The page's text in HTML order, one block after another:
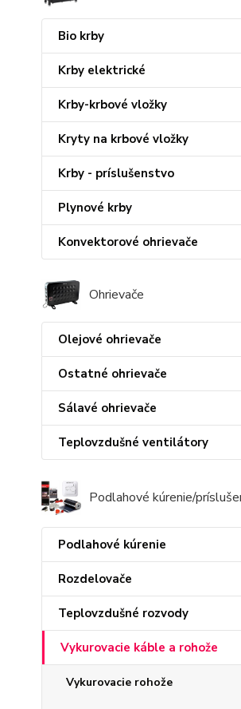
Bio krby
Krby elektrické
Krby-krbové vložky
Kryty na krbové vložky
Krby - príslušenstvo
Plynové krby
Konvektorové ohrievače
Ohrievače
Olejové ohrievače
Ostatné ohrievače
Sálavé ohrievače
Teplovzdušné ventilátory
Podlahové kúrenie/
Podlahové kúrenie
Rozdelovače
Teplovzdušné rozvody
Vykurovacie káble a rohože
Vykurovacie rohože